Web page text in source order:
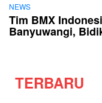
NEWS
Tim BMX
Banyuwangi,
TERBARU